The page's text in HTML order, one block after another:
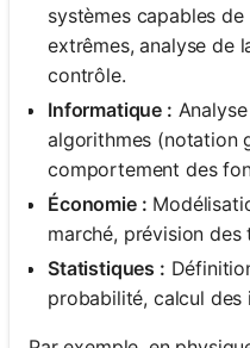
le
Posez
systèmes capables
extrêmes, analyse de
contrôle.
Informatique :
algorithmes (notation
comportement des
Économie :
marché, prévision des
Statistiques :
probabilité, calcul des